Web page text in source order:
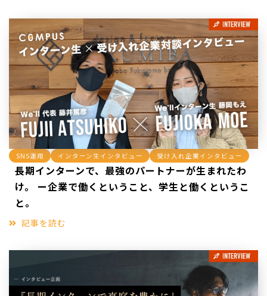
SNS運用 インターン生インタビュー 受け入れ企業インタビュー
長期インターンで、最強のパートナーが生まれたわ
け。 ー企業で働くということ、学生と働くというこ
と。
記事を読む